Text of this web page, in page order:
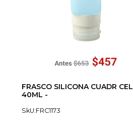
FRASCO SILICONA CUADR CEL
40ML -
SkU:FRC1173